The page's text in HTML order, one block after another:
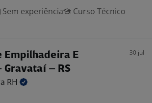
Sem experiência
Curso Técnico
Empilhadeira E
Gravataí – RS
30 jul
RH